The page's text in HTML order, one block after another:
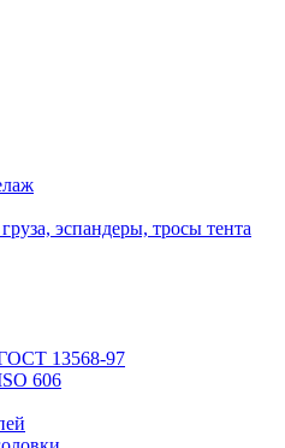
эспандеры, тросы тента
13568-97
606